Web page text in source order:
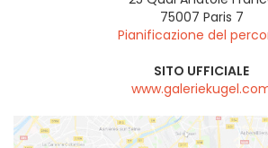
75007 Paris 7
Pianificazione del
SITO UFFICIALE